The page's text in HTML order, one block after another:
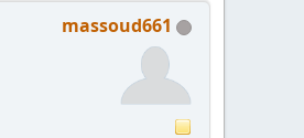
massoud661